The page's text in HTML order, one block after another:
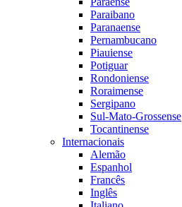
Paraibano
Paranaense
Pernambucano
Piauiense
Potiguar
Rondoniense
Roraimense
Sergipano
Sul-Mato-Grossense
Tocantinense
Internacionais
Alemão
Espanhol
Francês
Inglês